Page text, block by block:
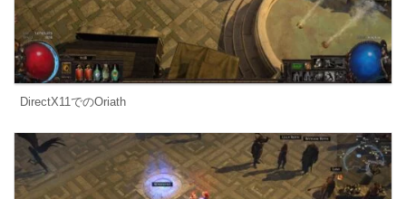
DirectX11でのOriath